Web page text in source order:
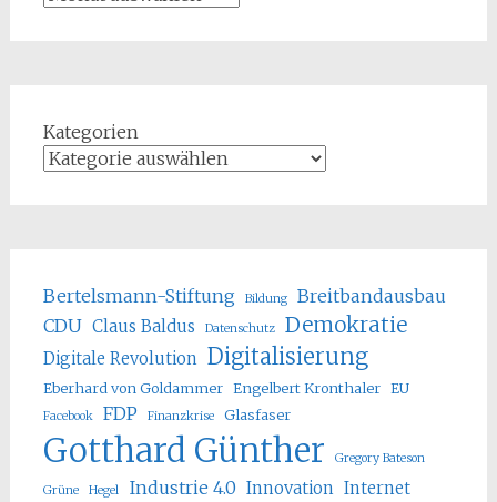
Kategorien
Bertelsmann-Stiftung Bildung
Breitbandausbau
CDU Claus Baldus Datenschutz Demokratie
Digitale Revolution Digitalisierung
Eberhard von Goldammer Engelbert Kronthaler EU
Facebook FDP Finanzkrise Glasfaser
Gotthard Günther Gregory Bateson
Grüne Hegel Industrie 4.0 Innovation Internet